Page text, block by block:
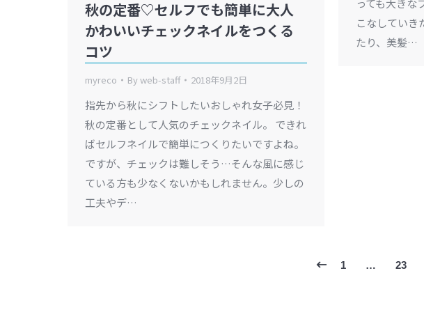
っても大きな
こなしていき
たり、美髪…
秋の定番♡セルフでも簡単に大人
かわいいチェックネイルをつくる
コツ
myreco Byweb-staff 2018年9月2日
指先から秋にシフトしたいおしゃれ女子必見！
秋の定番として人気のチェックネイル。 できれ
ばセルフネイルで簡単につくりたいですよね。
ですが、チェックは難しそう…そんな風に感じ
ている方も少なくないかもしれません。少しの
工夫やデ…
1 … 23